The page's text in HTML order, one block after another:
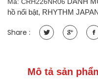
Kt
2.9kg
hồ nổi bật, RHYTHM
Share :
Mô tả sản